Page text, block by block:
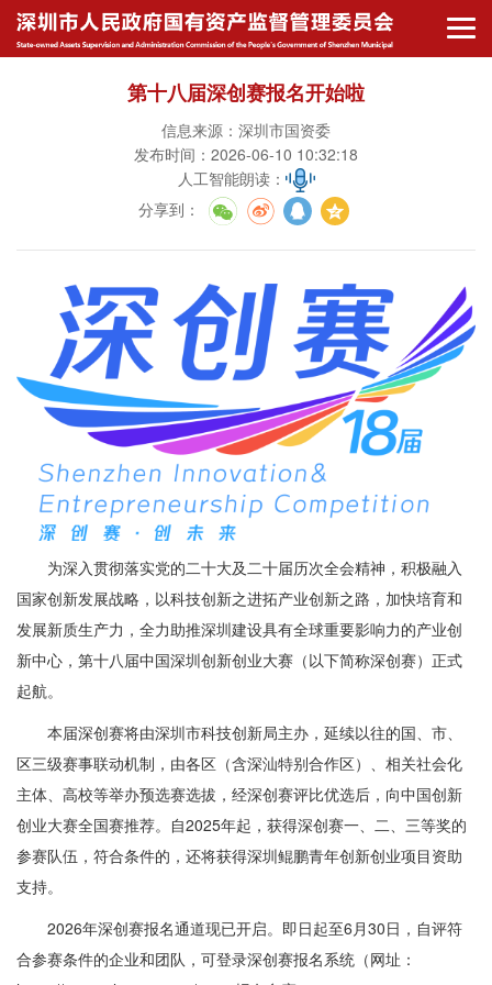
第十八届深创赛报名开始啦
信息来源：深圳市国资委
发布时间：2026-06-10 10:32:18
人工智能朗读：
分享到 ：
为深入贯彻落实党的二十大及二十届历次全会精神，积极融入
国家创新发展战略，以科技创新之进拓产业创新之路，加快培育和
发展新质生产力，全力助推深圳建设具有全球重要影响力的产业创
新中心，第十八届中国深圳创新创业大赛（以下简称深创赛）正式
起航。
本届深创赛将由深圳市科技创新局主办，延续以往的国、市、
区三级赛事联动机制，由各区（含深汕特别合作区）、相关社会化
主体、高校等举办预选赛选拔，经深创赛评比优选后，向中国创新
创业大赛全国赛推荐。自2025年起，获得深创赛一、二、三等奖的
参赛队伍，符合条件的，还将获得深圳鲲鹏青年创新创业项目资助
支持。
2026年深创赛报名通道现已开启。即日起至6月30日，自评符
合参赛条件的企业和团队，可登录深创赛报名系统（网址：